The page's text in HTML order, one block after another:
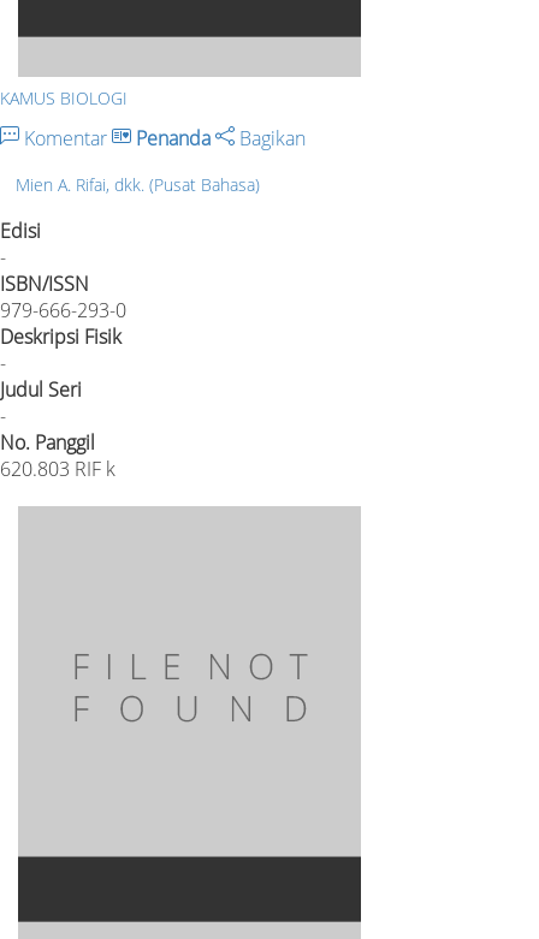
KAMUS BIOLOGI
Komentar Penanda Bagikan
Mien A. Rifai, dkk. (Pusat Bahasa)
Edisi
-
ISBN/ISSN
979-666-293-0
Deskripsi Fisik
-
Judul Seri
-
No. Panggil
620.803 RIF k